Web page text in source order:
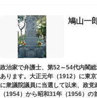
鳩山一
政治家で弁護士、第52～54代内閣
あります。大正元年（1912）に東
に衆議院議員に当選して以来、政
（1954）から昭和31年（1956）